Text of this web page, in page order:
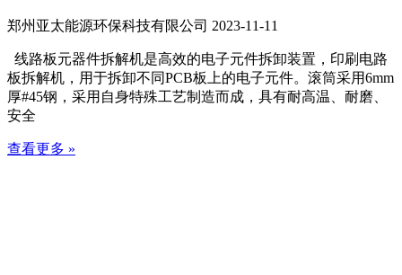
郑州亚太能源环保科技有限公司 2023-11-11
线路板元器件拆解机是高效的电子元件拆卸装置，印刷电路
板拆解机，用于拆卸不同PCB板上的电子元件。滚筒采用6mm
厚#45钢，采用自身特殊工艺制造而成，具有耐高温、耐磨、
安全
查看更多 »